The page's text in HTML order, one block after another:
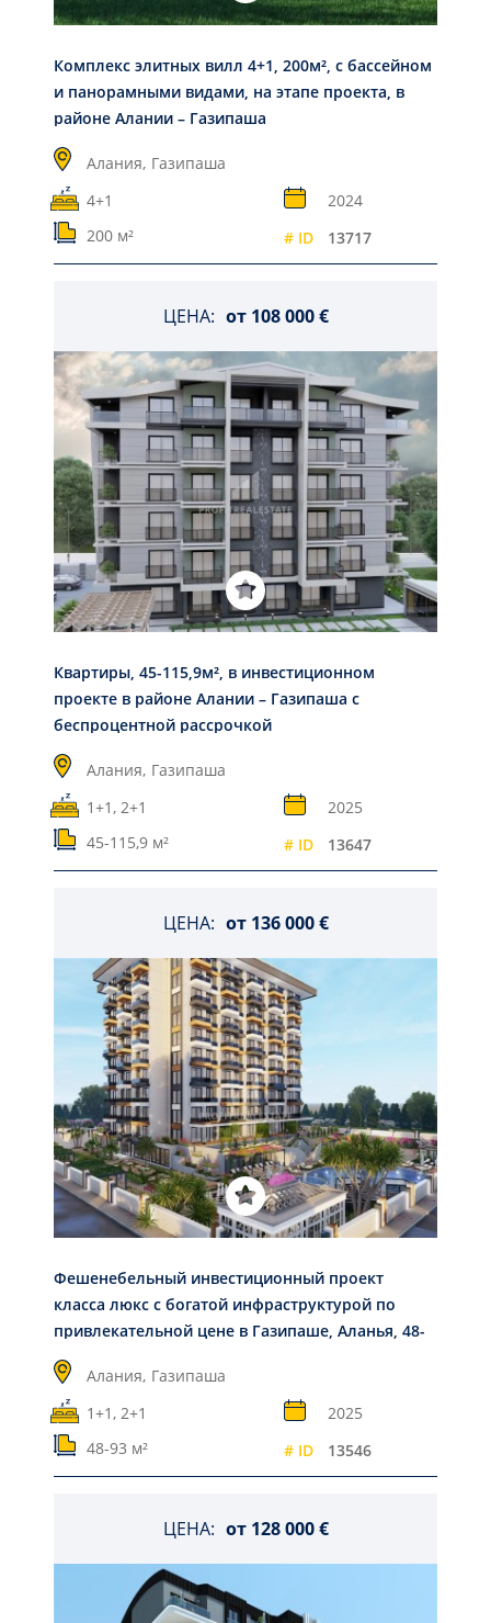
Комплекс элитных вилл 4+1, 200м², с бассейном
и панорамными видами, на этапе проекта, в
районе Алании – Газипаша
Алания, Газипаша
4+1
2024
200 м²
# ID 13717
ЦЕНА: от 108 000 €
Квартиры, 45-115,9м², в инвестиционном
проекте в районе Алании – Газипаша с
беспроцентной рассрочкой
Алания, Газипаша
1+1, 2+1
2025
45-115,9 м²
# ID 13647
ЦЕНА: от 136 000 €
Фешенебельный инвестиционный проект
класса люкс с богатой инфраструктурой по
привлекательной цене в Газипаше, Аланья, 48-
93 м2
Алания, Газипаша
1+1, 2+1
2025
48-93 м²
# ID 13546
ЦЕНА: от 128 000 €